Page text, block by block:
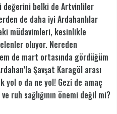
değerini belki de Artvinliler
de daha iyi Ardahanlılar
müdavimleri, kesinlikle
oluyor. Nereden
de mart ortasında gördüğüm
Şavşat Karagöl arası
o da ne yol! Gezi de amaç
ruh sağlığının önemi değil mi?